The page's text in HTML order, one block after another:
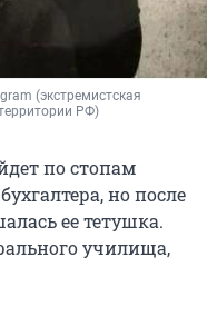
(экстремистская
РФ)
по стопам
но после
ее тетушка.
училища,